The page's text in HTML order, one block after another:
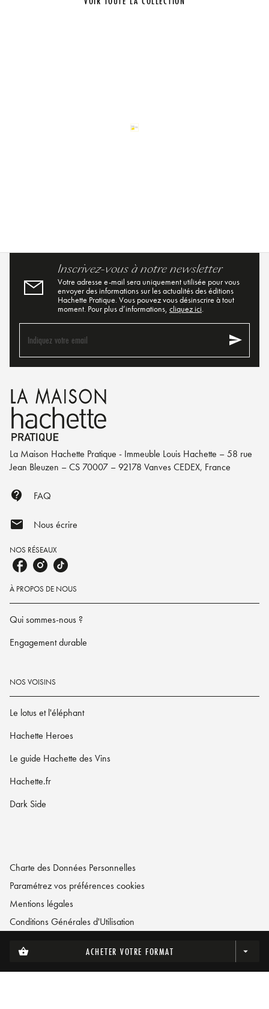
shopping_basket ACHETER VOTRE FORMAT arrow_drop_down
Inscrivez-vous à notre newsletter
Votre adresse e-mail sera uniquement utilisée pour vous
envoyer des informations sur les actualités des éditions
Hachette Pratique. Vous pouvez vous désinscrire à tout
moment. Pour plus d’informations, cliquez ici
Indiquez votre email send
La Maison Hachette Pratique - Immeuble Louis Hachette – 58 rue
Jean Bleuzen – CS 70007 – 92178 Vanves CEDEX, France
contact_support FAQ
mail Nous écrire
NOS RÉSEAUX
À PROPOS DE NOUS
Qui sommes-nous ?
Engagement durable
NOS VOISINS
Le lotus et l'éléphant
Hachette Heroes
Le guide Hachette des Vins
Hachette.fr
Dark Side
Charte des Données Personnelles
Paramétrez vos préférences cookies
Mentions légales
Conditions Générales d'Utilisation